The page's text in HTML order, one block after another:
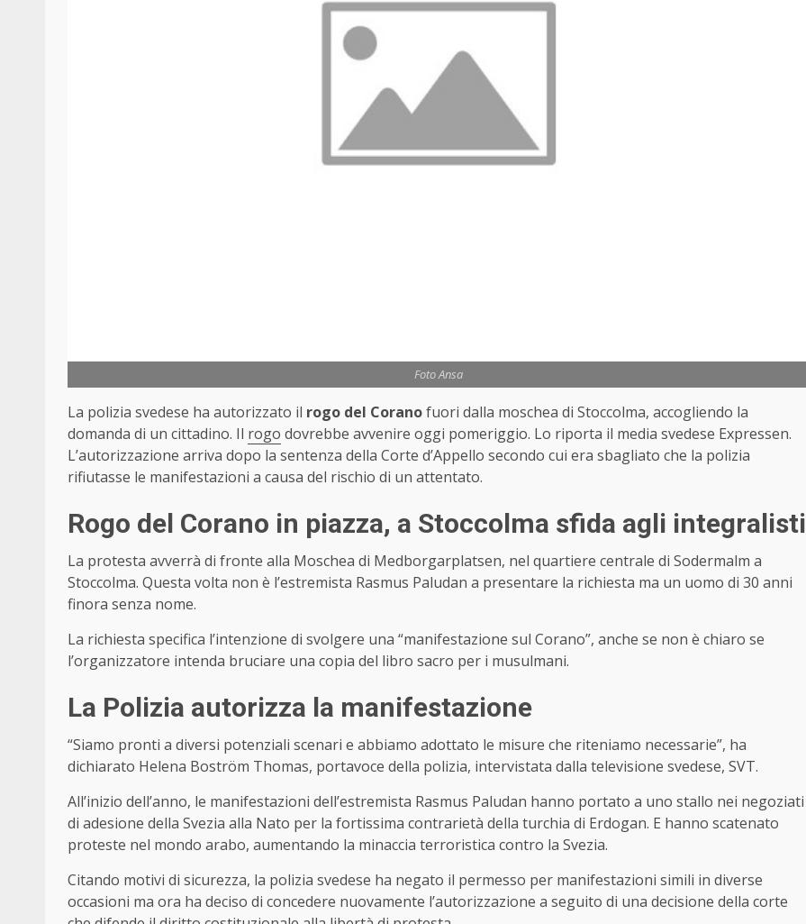
Foto Ansa
La polizia svedese ha autorizzato il rogo del Coranofuori dalla moschea di Stoccolma, accogliendo la
domanda di un cittadino. Il rogo dovrebbe avvenire oggi pomeriggio. Lo riporta il media svedese Expressen.
L’autorizzazione arriva dopo la sentenza della Corte d’Appello secondo cui era sbagliato che la polizia
rifiutasse le manifestazioni a causa del rischio di un attentato.
Rogo del Corano in piazza, a Stoccolma sfida agli integralisti
La protesta avverrà di fronte alla Moschea di Medborgarplatsen, nel quartiere centrale di Sodermalm a
Stoccolma. Questa volta non è l’estremista Rasmus Paludan a presentare la richiesta ma un uomo di 30 anni
finora senza nome.
La richiesta specifica l’intenzione di svolgere una “manifestazione sul Corano”, anche se non è chiaro se
l’organizzatore intenda bruciare una copia del libro sacro per i musulmani.
La Polizia autorizza la manifestazione
“Siamo pronti a diversi potenziali scenari e abbiamo adottato le misure che riteniamo necessarie”, ha
dichiarato Helena Boström Thomas, portavoce della polizia, intervistata dalla televisione svedese, SVT.
All’inizio dell’anno, le manifestazioni dell’estremista Rasmus Paludan hanno portato a uno stallo nei negoziati
di adesione della Svezia alla Nato per la fortissima contrarietà della turchia di Erdogan. E hanno scatenato
proteste nel mondo arabo, aumentando la minaccia terroristica contro la Svezia.
Citando motivi di sicurezza, la polizia svedese ha negato il permesso per manifestazioni simili in diverse
occasioni ma ora ha deciso di concedere nuovamente l’autorizzazione a seguito di una decisione della corte